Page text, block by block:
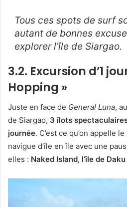
Tous ces spots de surf
autant de bonnes
explorer l’île de Siargao.
3.2. Excursion d’1
Hopping »
Juste en face de General Luna,
de Siargao, 3 îlots
journée. C’est ce qu’on appelle
navigue d’île en île avec une
elles : Naked Island, l’île de